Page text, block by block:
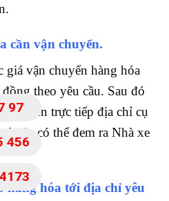
cần vận chuyển.
vận chuyển hàng hóa
theo yêu cầu. Sau đó
sẽ đến trực tiếp địa chỉ cụ
hoặc có thể đem ra Nhà xe
hàng hóa tới địa chỉ yêu
97
456